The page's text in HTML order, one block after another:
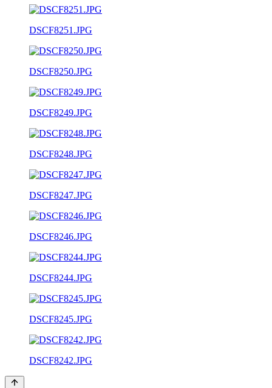
DSCF8251.JPG
DSCF8250.JPG
DSCF8249.JPG
DSCF8248.JPG
DSCF8247.JPG
DSCF8246.JPG
DSCF8244.JPG
DSCF8245.JPG
DSCF8242.JPG